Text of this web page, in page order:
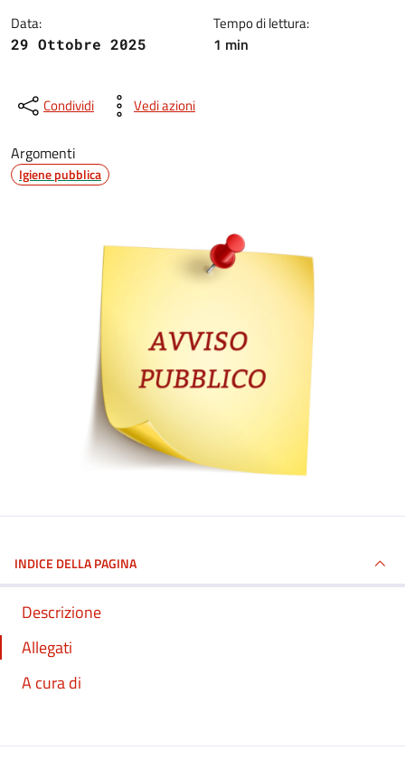
Data:
29 Ottobre 2025
Tempo di lettura:
1 min
Condividi Vedi azioni
Argomenti
Igiene pubblica
INDICE DELLA PAGINA
Descrizione
Allegati
A cura di